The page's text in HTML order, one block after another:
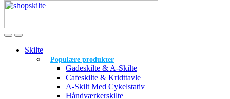
Skilte
Populære produkter
Gadeskilte & A-Skilte
Cafeskilte & Kridttavle
A-Skilt Med Cykelstativ
Håndværkerskilte